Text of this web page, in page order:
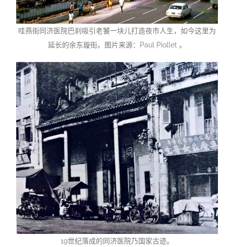
哇燕街同济医院巴刹吸引老饕一块儿打造夜市人生，如今这里为
延长的余东璇街。图片来源：Paul Piollet 。
19世纪落成的同济医院乃国家古迹。